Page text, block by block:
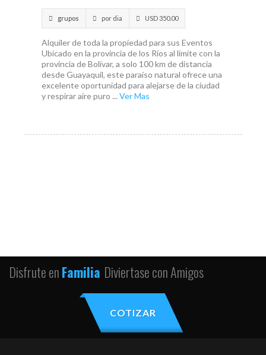
grupos por dia USD 350.00
Alquiler de toda la propiedad para sus Eventos
Ubicado en la provincia de los Ríos al límite con la
provincia de Bolívar, a solo 100 km de distancia
desde Guayaquil, este paraíso natural ofrece una
excelente oportunidad para alejarse de la ciudad
y respirar aire puro ... Ver Mas
Disfrute enFamilia Diviertase con Amigos
COTIZAR